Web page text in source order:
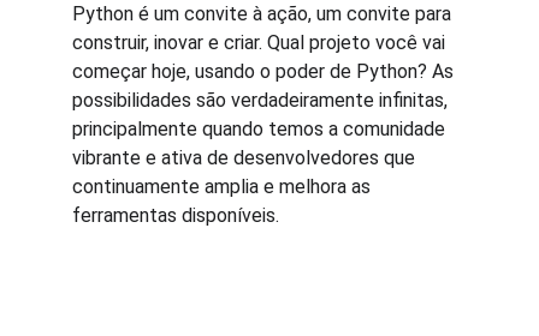
Python é um convite à ação, um convite para
construir, inovar e criar. Qual projeto você vai
começar hoje, usando o poder de Python? As
possibilidades são verdadeiramente infinitas,
principalmente quando temos a comunidade
vibrante e ativa de desenvolvedores que
continuamente amplia e melhora as
ferramentas disponíveis.